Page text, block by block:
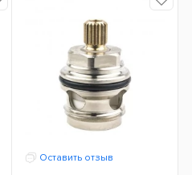
Оставить отзыв